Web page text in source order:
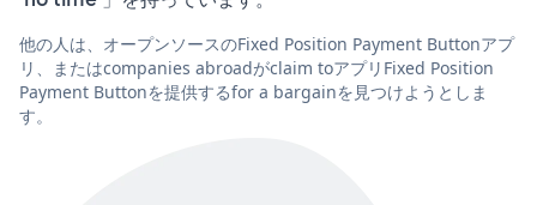
他の人は、オープンソースのFixed Position Payment Buttonアプ
リ、またはcompanies abroadがclaim toアプリFixed Position
Payment Buttonを提供するfor a bargainを見つけようとしま
す。